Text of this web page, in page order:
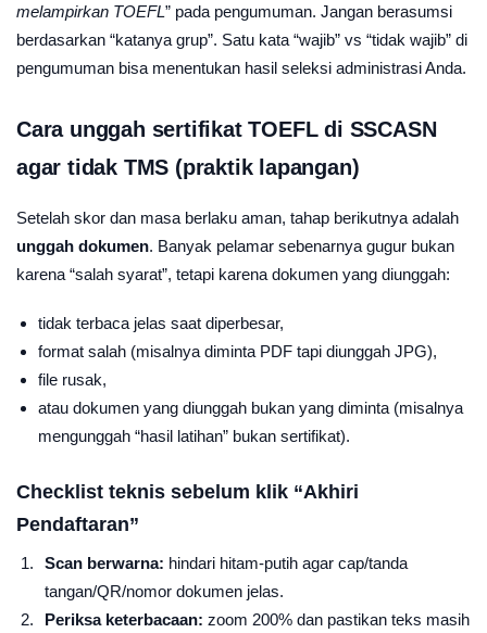
melampirkan TOEFL” pada pengumuman. Jangan berasumsi
berdasarkan “katanya grup”. Satu kata “wajib” vs “tidak wajib” di
pengumuman bisa menentukan hasil seleksi administrasi Anda.
Cara unggah sertifikat TOEFL di SSCASN
agar tidak TMS (praktik lapangan)
Setelah skor dan masa berlaku aman, tahap berikutnya adalah
unggah dokumen. Banyak pelamar sebenarnya gugur bukan
karena “salah syarat”, tetapi karena dokumen yang diunggah:
tidak terbaca jelas saat diperbesar,
format salah (misalnya diminta PDF tapi diunggah JPG),
file rusak,
atau dokumen yang diunggah bukan yang diminta (misalnya
mengunggah “hasil latihan” bukan sertifikat).
Checklist teknis sebelum klik “Akhiri
Pendaftaran”
Scan berwarna: hindari hitam-putih agar cap/tanda
tangan/QR/nomor dokumen jelas.
Periksa keterbacaan: zoom 200% dan pastikan teks masih